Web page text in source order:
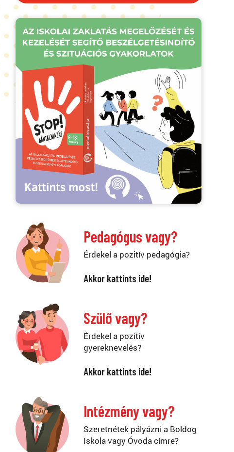
Pedagógus vagy?
Érdekel a pozitív pedagógia?
Akkor kattints ide!
Szülő vagy?
Érdekel a pozitív
gyereknevelés?
Akkor kattints ide!
Intézmény vagy?
Szeretnétek pályázni a Boldog
Iskola vagy Óvoda címre?